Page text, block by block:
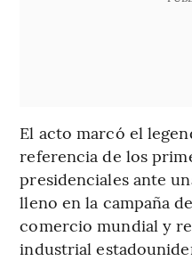
El acto marcó el
referencia de los
presidenciales ante
lleno en la campaña
comercio mundial y
industrial